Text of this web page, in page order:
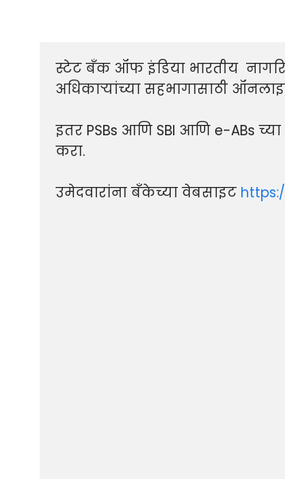
स्टेट बँक ऑफ इंडिया भारतीय
अधिकाऱ्यांच्या सहभागासाठी
इतर PSBs आणि SBI आणि e-ABs च्या
करा.
उमेदवारांना बँकेच्या वेबसाइट